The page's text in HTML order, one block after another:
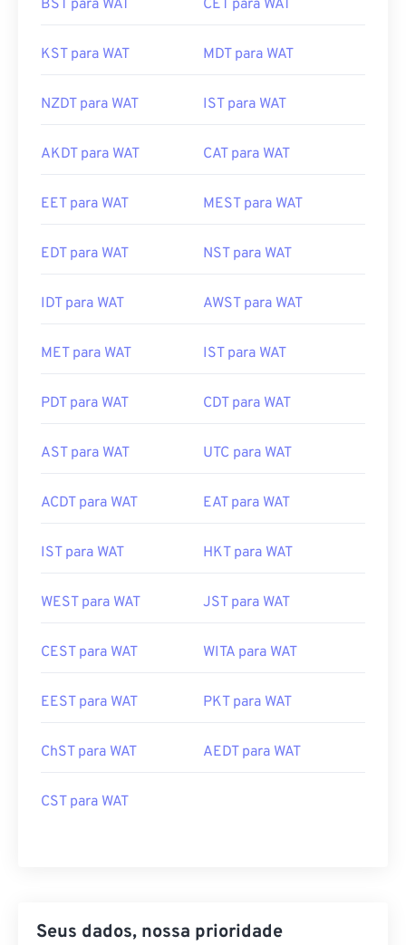
BST para WAT CET para WAT
KST para WAT MDT para WAT
NZDT para WAT IST para WAT
AKDT para WAT CAT para WAT
EET para WAT MEST para WAT
EDT para WAT NST para WAT
IDT para WAT AWST para WAT
MET para WAT IST para WAT
PDT para WAT CDT para WAT
AST para WAT UTC para WAT
ACDT para WAT EAT para WAT
IST para WAT HKT para WAT
WEST para WAT JST para WAT
CEST para WAT WITA para WAT
EEST para WAT PKT para WAT
ChST para WAT AEDT para WAT
CST para WAT
Seus dados, nossa prioridade